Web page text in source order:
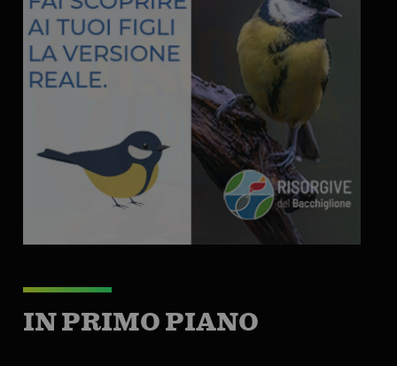
IN PRIMO PIANO